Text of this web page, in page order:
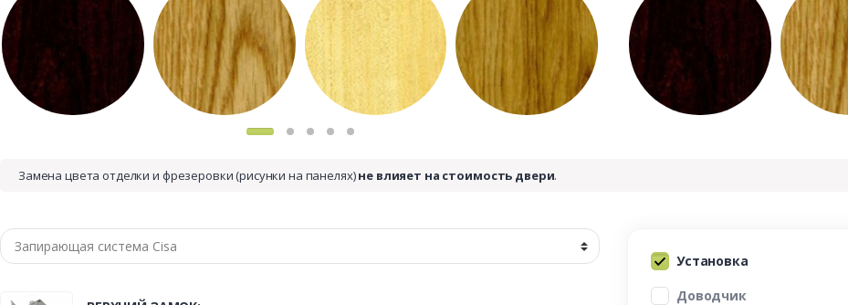
Замена цвета отделки и фрезеровки (рисунки на панелях)не влияет на стоимость двери.
Установка
Доводчик